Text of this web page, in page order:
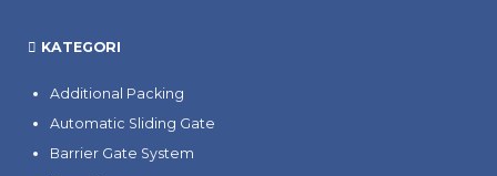
KATEGORI
Additional Packing
Automatic Sliding Gate
Barrier Gate System